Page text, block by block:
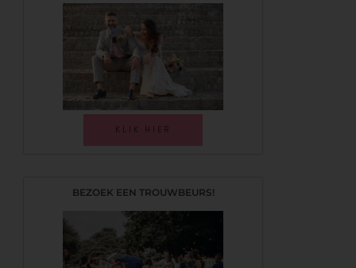
KLIK HIER
BEZOEK EEN TROUWBEURS!